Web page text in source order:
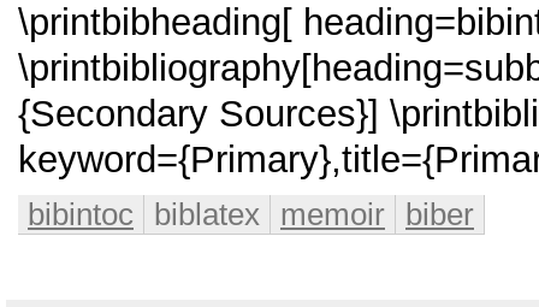
\printbibheading[
{Secondary Sources}]
bibintoc biblatex memoir biber